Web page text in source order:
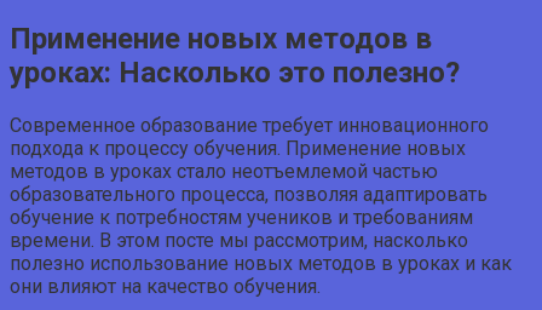
Применение новых методов в
уроках: Насколько это полезно?
Современное образование требует инновационного
подхода к процессу обучения. Применение новых
методов в уроках стало неотъемлемой частью
образовательного процесса, позволяя адаптировать
обучение к потребностям учеников и требованиям
времени. В этом посте мы рассмотрим, насколько
полезно использование новых методов в уроках и как
они влияют на качество обучения.